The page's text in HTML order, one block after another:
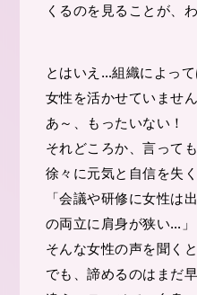
くるのを見ることが、
とはいえ…組織によっ
女性を活かせていません
あ～、もったいない！
それどころか、言って
徐々に元気と自信を失
「会議や研修に女性は
の両立に肩身が狭い…」
そんな女性の声を聞く
でも、諦めるのはまだ早